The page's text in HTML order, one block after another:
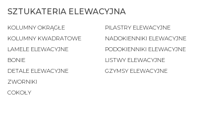
SZTUKATERIA ELEWACYJNA
KOLUMNY OKRĄGŁE
KOLUMNY KWADRATOWE
LAMELE ELEWACYJNE
BONIE
DETALE ELEWACYJNE
ZWORNIKI
COKOŁY
PILASTRY ELEWACYJNE
NADOKIENNIKI ELEWACYJNE
PODOKIENNIKI ELEWACYJNE
LISTWY ELEWACYJNE
GZYMSY ELEWACYJNE